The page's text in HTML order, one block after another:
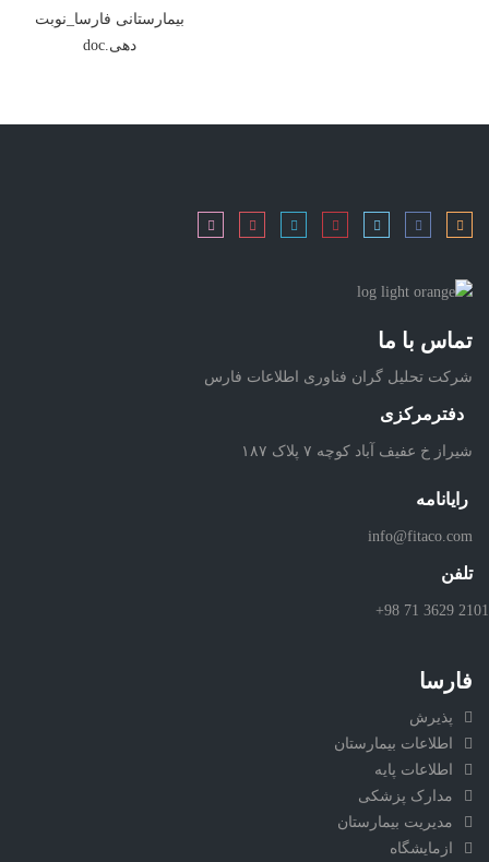
بیمارستانی فارسا_نوبت
دهی.doc
تماس با ما
شرکت تحلیل گران فناوری اطلاعات فارس
دفترمرکزی
شیراز خ عفیف آباد کوچه ۷ پلاک ۱۸۷
رایانامه
info@fitaco.com
تلفن
+98 71 3629 2101
فارسا
پذیرش
اطلاعات بیمارستان
اطلاعات پایه
مدارک پزشکی
مدیریت بیمارستان
ازمایشگاه